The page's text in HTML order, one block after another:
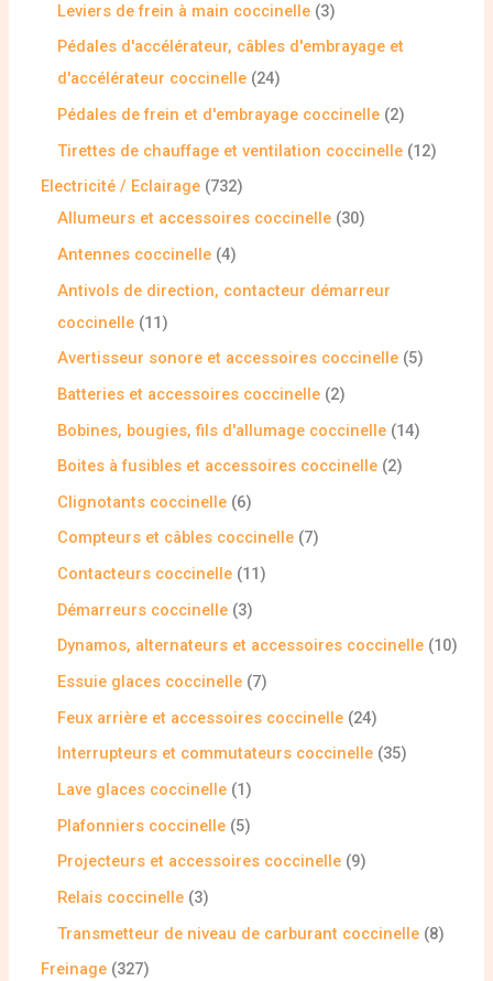
Leviers de frein à main coccinelle 3
Pédales d'accélérateur, câbles d'embrayage et
d'accélérateur coccinelle 24
Pédales de frein et d'embrayage coccinelle 2
Tirettes de chauffage et ventilation coccinelle 12
Electricité / Eclairage 732
Allumeurs et accessoires coccinelle 30
Antennes coccinelle 4
Antivols de direction, contacteur démarreur
coccinelle 11
Avertisseur sonore et accessoires coccinelle 5
Batteries et accessoires coccinelle 2
Bobines, bougies, fils d'allumage coccinelle 14
Boites à fusibles et accessoires coccinelle 2
Clignotants coccinelle 6
Compteurs et câbles coccinelle 7
Contacteurs coccinelle 11
Démarreurs coccinelle 3
Dynamos, alternateurs et accessoires coccinelle 10
Essuie glaces coccinelle 7
Feux arrière et accessoires coccinelle 24
Interrupteurs et commutateurs coccinelle 35
Lave glaces coccinelle 1
Plafonniers coccinelle 5
Projecteurs et accessoires coccinelle 9
Relais coccinelle 3
Transmetteur de niveau de carburant coccinelle 8
Freinage 327